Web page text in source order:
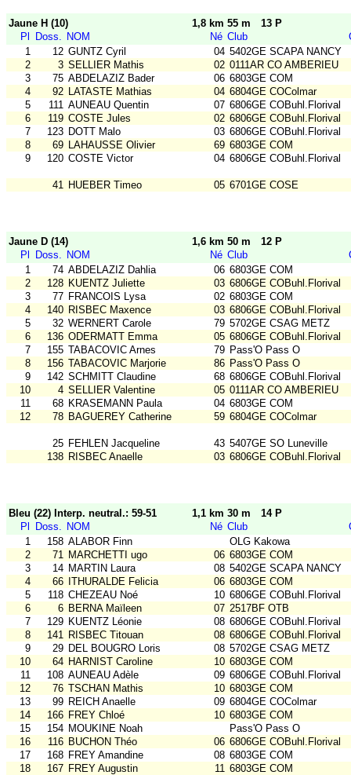
Jaune H (10) 1,8 km 55 m
13 P
Pl
Doss. NOM Né Club
1
12 GUNTZ Cyril 04 5402GE SCAPA NANCY
2
3 SELLIER Mathis 02 0111AR CO AMBERIEU
3
75 ABDELAZIZ Bader 06 6803GE COM
4
92 LATASTE Mathias 04 6804GE COColmar
5
111 AUNEAU Quentin 07 6806GE COBuhl.Florival
6
119 COSTE Jules 02 6806GE COBuhl.Florival
7
123 DOTT Malo 03 6806GE COBuhl.Florival
8
69 LAHAUSSE Olivier 69 6803GE COM
9
120 COSTE Victor 04 6806GE COBuhl.Florival
41 HUEBER Timeo 05 6701GE COSE
Jaune D (14) 1,6 km 50 m
12 P
Pl
Doss. NOM Né Club
1
74 ABDELAZIZ Dahlia 06 6803GE COM
2
128 KUENTZ Juliette 03 6806GE COBuhl.Florival
3
77 FRANCOIS Lysa 02 6803GE COM
4
140 RISBEC Maxence 03 6806GE COBuhl.Florival
5
32 WERNERT Carole 79 5702GE CSAG METZ
6
136 ODERMATT Emma 05 6806GE COBuhl.Florival
7
155 TABACOVIC Arnes 79 Pass'O Pass O
8
156 TABACOVIC Marjorie 86 Pass'O Pass O
9
142 SCHMITT Claudine 68 6806GE COBuhl.Florival
10
4 SELLIER Valentine 05 0111AR CO AMBERIEU
11
68 KRASEMANN Paula 04 6803GE COM
12
78 BAGUEREY Catherine 59 6804GE COColmar
25 FEHLEN Jacqueline 43 5407GE SO Luneville
138 RISBEC Anaelle 03 6806GE COBuhl.Florival
Bleu (22) Interp. neutral.: 59-51 1,1 km 30 m
14 P
Pl
Doss. NOM Né Club
1
158 ALABOR Finn
OLG Kakowa
2
71 MARCHETTI ugo 06 6803GE COM
3
14 MARTIN Laura 08 5402GE SCAPA NANCY
4
66 ITHURALDE Felicia 06 6803GE COM
5
118 CHEZEAU Noé 10 6806GE COBuhl.Florival
6
6 BERNA Maïleen 07 2517BF OTB
7
129 KUENTZ Léonie 08 6806GE COBuhl.Florival
8
141 RISBEC Titouan 08 6806GE COBuhl.Florival
9
29 DEL BOUGRO Loris 08 5702GE CSAG METZ
10
64 HARNIST Caroline 10 6803GE COM
11
108 AUNEAU Adèle 09 6806GE COBuhl.Florival
12
76 TSCHAN Mathis 10 6803GE COM
13
99 REICH Anaelle 09 6804GE COColmar
14
166 FREY Chloé 10 6803GE COM
15
154 MOUKINE Noah
Pass'O Pass O
16
116 BUCHON Théo 06 6806GE COBuhl.Florival
17
168 FREY Amandine 08 6803GE COM
18
167 FREY Augustin 11 6803GE COM